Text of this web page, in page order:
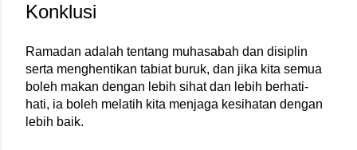
Konklusi
Ramadan adalah tentang muhasabah dan disiplin
serta menghentikan tabiat buruk, dan jika kita semua
boleh makan dengan lebih sihat dan lebih berhati-
hati, ia boleh melatih kita menjaga kesihatan dengan
lebih baik.